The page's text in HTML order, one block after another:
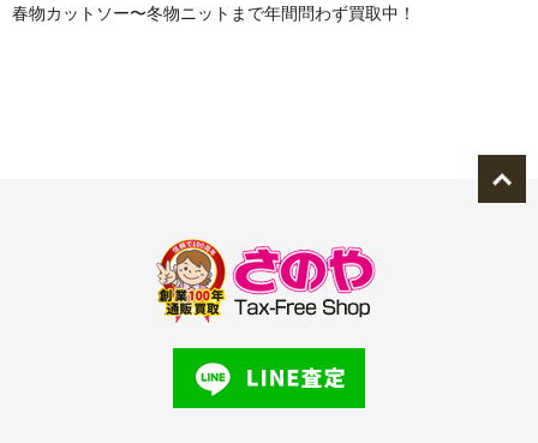
春物カットソー〜冬物ニットまで年間問わず買取中！